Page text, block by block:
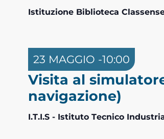
Istituzione Biblioteca
Visita al
navigazione)
23 MAGGIO -10:00
I.T.I.S - Istituto Tecnico